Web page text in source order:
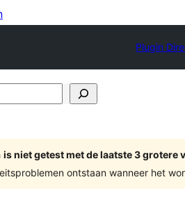
Plugin
is niet getest met de laatste 3 grotere
ontstaan wanneer het